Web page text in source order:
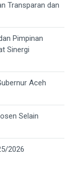
Transparan dan
Pimpinan
Sinergi
Aceh
Selain
2026